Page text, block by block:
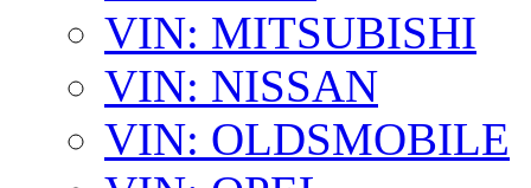
VIN: MITSUBISHI
VIN: NISSAN
VIN: OLDSMOBILE